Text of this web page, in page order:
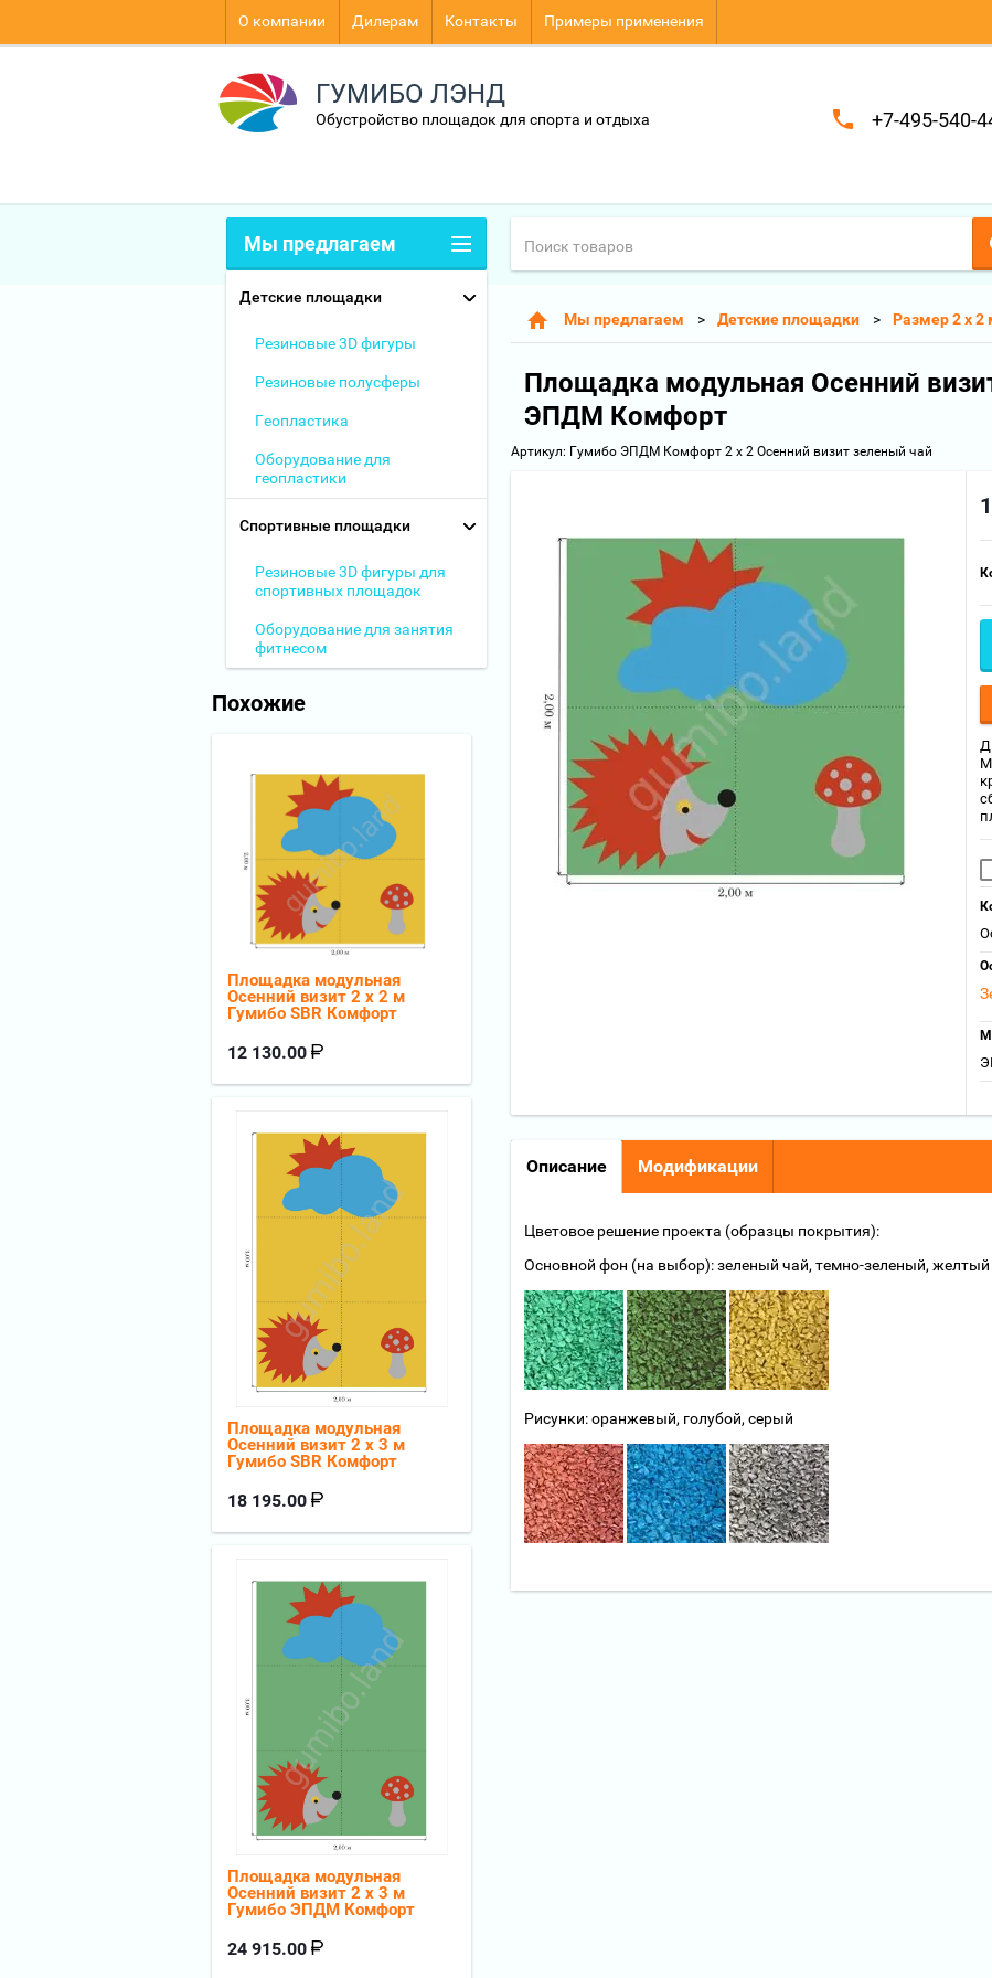
О компании Дилерам Контакты Примеры применения
ГУМИБО ЛЭНД
Обустройство площадок для спорта и отдыха +7-495-540-
Мы предлагаем Детские площадки Размер 2 х 2
Площадка модульная Осенний
ЭПДМ Комфорт
Артикул: Гумибо ЭПДМ Комфорт 2 х 2 Осенний визит зеленый чай
Описание Модификации
Цветовое решение проекта (образцы покрытия):
Основной фон (на выбор): зеленый чай, темно-зеленый, желтый
Рисунки: оранжевый, голубой, серый
Мы предлагаем
Детские площадки
Резиновые 3D фигуры
Резиновые полусферы
Геопластика
Оборудование для
геопластики
Спортивные площадки
Резиновые 3D фигуры для
спортивных площадок
Оборудование для занятия
фитнесом
Похожие
Площадка модульная
Осенний визит 2 х 2 м
Гумибо SBR Комфорт
12 130.00
Площадка модульная
Осенний визит 2 х 3 м
Гумибо SBR Комфорт
18 195.00
Площадка модульная
Осенний визит 2 х 3 м
Гумибо ЭПДМ Комфорт
24 915.00